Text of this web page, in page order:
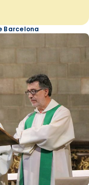
Barcelona